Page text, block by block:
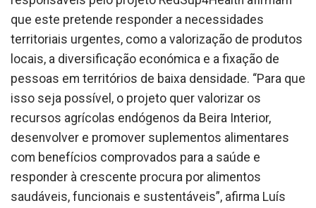
que este pretende responder a necessidades
territoriais urgentes, como a valorização de produtos
locais, a diversificação económica e a fixação de
pessoas em territórios de baixa densidade. “Para que
isso seja possível, o projeto quer valorizar os
recursos agrícolas endógenos da Beira Interior,
desenvolver e promover suplementos alimentares
com benefícios comprovados para a saúde e
responder à crescente procura por alimentos
saudáveis, funcionais e sustentáveis”, afirma Luís